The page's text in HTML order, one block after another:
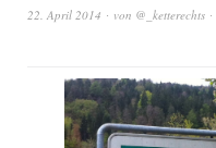
22. April 2014 von @_ketterechts